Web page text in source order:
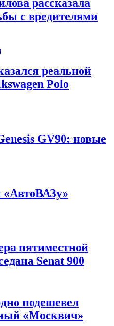
рассказала
с вредителями
реальной
Polo
GV90: новые
пятиместной
Senat 900
подешевел
«Москвич»